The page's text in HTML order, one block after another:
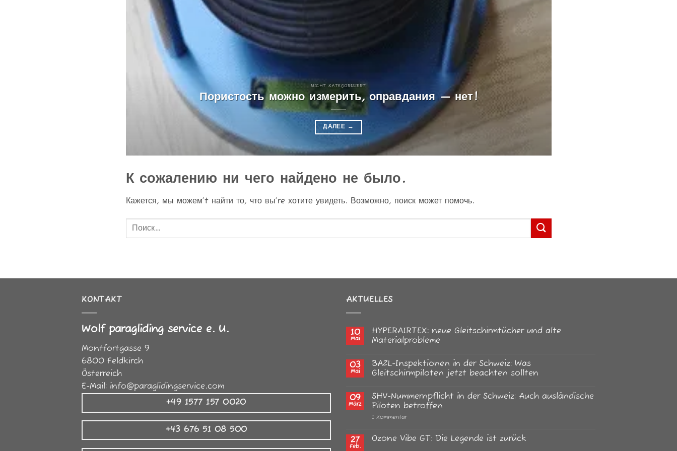
NICHT KATEGORISIERT
Пористость можно измерить, оправдания — нет!
ДАЛЕЕ →
К сожалению ни чего найдено не было.
Кажется, мы можем’t найти то, что вы’re хотите увидеть. Возможно, поиск может помочь.
KONTAKT
Wolf paragliding service e. U.
Montfortgasse 9
6800 Feldkirch
Österreich
E-Mail: info@paraglidingservice.com
+49 1577 157 0020
+43 676 51 08 500
AKTUELLES
10
Mai
HYPERAIRTEX: neue Gleitschirmtücher und alte
Materialprobleme
zu
HYPERAIRTEX:
neue
alte
Materialprobleme
03
Mai
BAZL-Inspektionen in der Schweiz: Was
Gleitschirmpiloten jetzt beachten sollten
zu
BAZL-
Inspektionen
in
Was
Gleitschirmpiloten
09
März
SHV-Nummernpflicht in der Schweiz: Auch ausländische
Piloten betroffen
1 Kommentarzu
in
der
27
Feb.
Ozone Vibe GT: Die Legende ist zurück